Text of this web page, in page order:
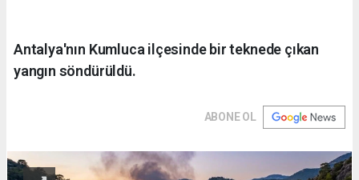
Antalya'nın Kumluca ilçesinde bir teknede çıkan
yangın söndürüldü.
ABONE OL